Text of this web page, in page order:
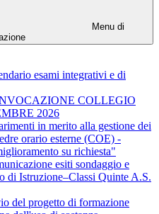
Menu di
esami integrativi e di
COLLEGIO
2026
in merito alla gestione dei
orario esterne (COE) -
su richiesta"
esiti sondaggio e
di Istruzione–Classi Quinte A.S.
del progetto di formazione